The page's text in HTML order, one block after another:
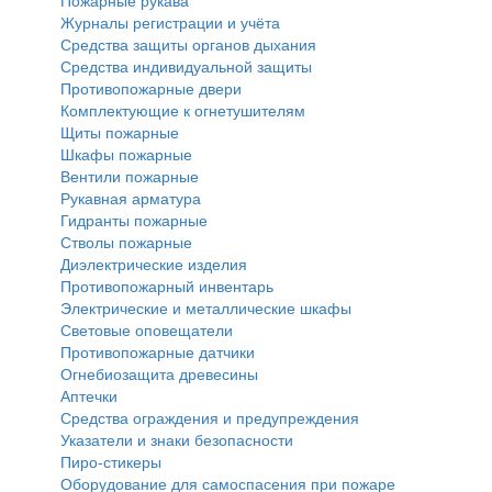
Журналы регистрации и учёта
Средства защиты органов дыхания
Средства индивидуальной защиты
Противопожарные двери
Комплектующие к огнетушителям
Щиты пожарные
Шкафы пожарные
Вентили пожарные
Рукавная арматура
Гидранты пожарные
Стволы пожарные
Диэлектрические изделия
Противопожарный инвентарь
Электрические и металлические шкафы
Световые оповещатели
Противопожарные датчики
Огнебиозащита древесины
Аптечки
Средства ограждения и предупреждения
Указатели и знаки безопасности
Пиро-стикеры
Оборудование для самоспасения при пожаре